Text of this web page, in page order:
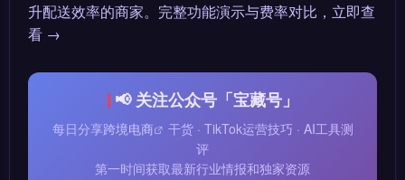
升配送效率的商家。完整功能演示与费率对比，立即查
看 →
📢 关注公众号「宝藏号」
每日分享跨境电商
干货 · TikTok运营技巧 · AI工具测
评
第一时间获取最新行业情报和独家资源